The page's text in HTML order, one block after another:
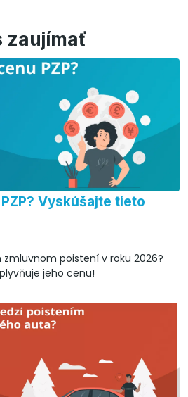
zaujímať
Vyskúšajte tieto
poistení v roku 2026?
jeho cenu!